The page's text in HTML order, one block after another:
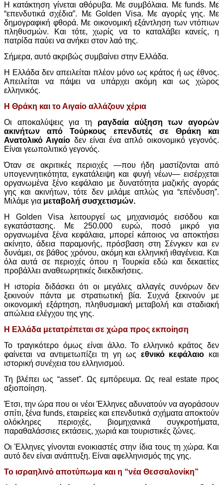
Η κατάκτηση γίνεται αθόρυβα. Με συμβόλαια. Με funds. Με
“επενδυτικά σχέδια”. Με Golden Visa. Με αγορές γης. Με
δημογραφική φθορά. Με οικονομική εξάντληση των ντόπιων
πληθυσμών. Και τότε, χωρίς να το καταλάβει κανείς, η
πατρίδα παύει να ανήκει στον λαό της.
Σήμερα, αυτό ακριβώς συμβαίνει στην Ελλάδα.
Η Ελλάδα δεν απειλείται πλέον μόνο ως κράτος ή ως έθνος.
Απειλείται να πάψει να υπάρχει ακόμη και ως χώρος
ελληνικός.
Η Θράκη και το Αιγαίο αλλάζουν χέρια
Οι αποκαλύψεις για τη ραγδαία αύξηση των αγορών
ακινήτων από Τούρκους επενδυτές σε Θράκη και
Ανατολικό Αιγαίο δεν είναι ένα απλό οικονομικό γεγονός.
Είναι γεωπολιτικό γεγονός.
Όταν σε ακριτικές περιοχές —που ήδη μαστίζονται από
υπογεννητικότητα, εγκατάλειψη και φυγή νέων— εισέρχεται
οργανωμένα ξένο κεφάλαιο με δυνατότητα μαζικής αγοράς
γης και ακινήτων, τότε δεν μιλάμε απλώς για “επένδυση”.
Μιλάμε για μεταβολή συσχετισμών.
Η Golden Visa λειτουργεί ως μηχανισμός εισόδου και
εγκατάστασης. Με 250.000 ευρώ, ποσό μικρό για
οργανωμένα ξένα κεφάλαια, μπορεί κάποιος να αποκτήσει
ακίνητο, άδεια παραμονής, πρόσβαση στη Σένγκεν και εν
δυνάμει, σε βάθος χρόνου, ακόμη και ελληνική ιθαγένεια. Και
όλα αυτά σε περιοχές όπου η Τουρκία εδώ και δεκαετίες
προβάλλει αναθεωρητικές διεκδικήσεις.
Η ιστορία διδάσκει ότι οι μεγάλες αλλαγές συνόρων δεν
ξεκινούν πάντα με στρατιωτική βία. Συχνά ξεκινούν με
οικονομική εξάρτηση, πληθυσμιακή μεταβολή και σταδιακή
απώλεια ελέγχου της γης.
Η Ελλάδα μετατρέπεται σε χώρα προς εκποίηση
Το τραγικότερο όμως είναι άλλο. Το ελληνικό κράτος δεν
φαίνεται να αντιμετωπίζει τη γη ως εθνικό κεφάλαιο και
ιστορική συνέχεια του ελληνισμού.
Τη βλέπει ως “asset”. Ως εμπόρευμα. Ως real estate προς
αξιοποίηση.
Έτσι, την ώρα που οι νέοι Έλληνες αδυνατούν να αγοράσουν
σπίτι, ξένα funds, εταιρείες και επενδυτικά σχήματα αποκτούν
ολόκληρες περιοχές, βιομηχανικά συγκροτήματα,
παραθαλάσσιες εκτάσεις, χωριά και τουριστικές ζώνες.
Οι Έλληνες γίνονται ενοικιαστές στην ίδια τους τη χώρα. Και
αυτό δεν είναι ανάπτυξη. Είναι αφελληνισμός της γης.
Το ισραηλινό αποτύπωμα και η “νέα Θεσσαλονίκη”